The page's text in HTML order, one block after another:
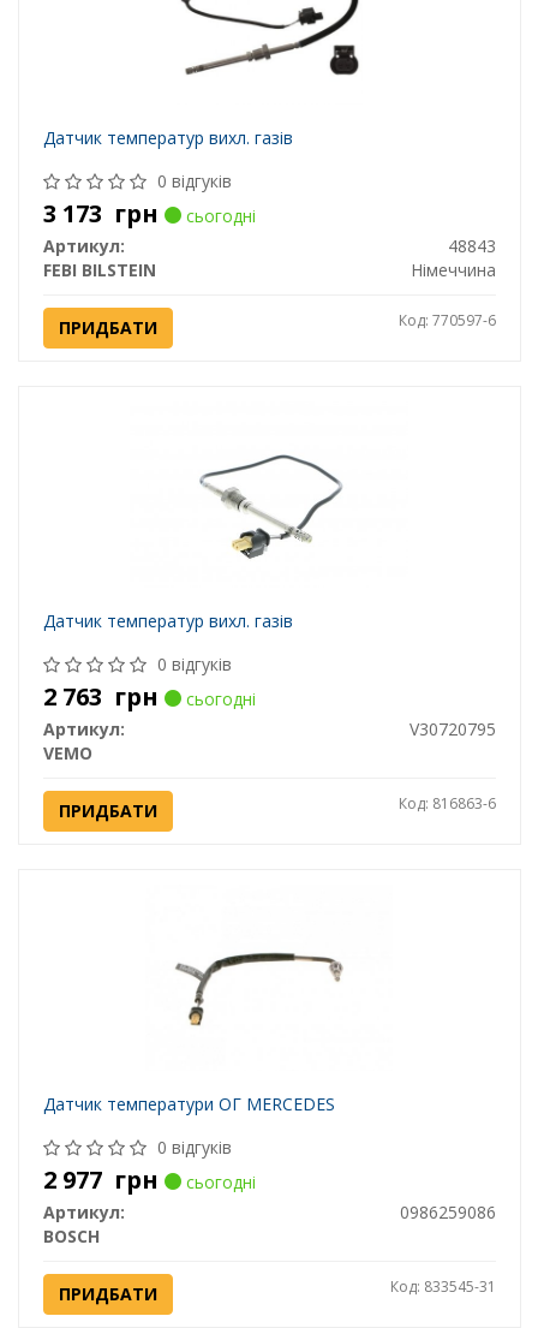
Датчик температур вихл. газів
0 відгуків
3 173 грн
сьогодні
Артикул:
48843
FEBI BILSTEIN
Німеччина
ПРИДБАТИ Код: 770597-6
Датчик температур вихл. газів
0 відгуків
2 763 грн
сьогодні
Артикул:
V30720795
VEMO
ПРИДБАТИ Код: 816863-6
Датчик температури ОГ MERCEDES
0 відгуків
2 977 грн
сьогодні
Артикул:
0986259086
BOSCH
ПРИДБАТИ Код: 833545-31